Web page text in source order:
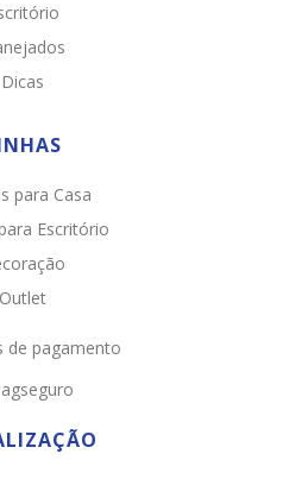
Dicas
para Casa
Escritório
Outlet
WhatsApp
os campos abaixo para